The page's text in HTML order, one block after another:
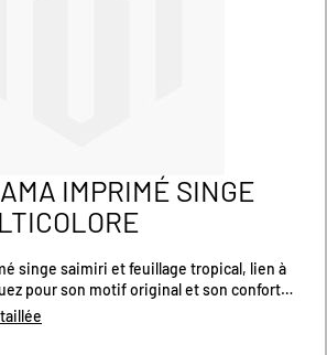
IMPRIMÉ SINGE
singe saimiri et feuillage tropical, lien à
pour son motif original et son confort
achats en craquant pour le haut de